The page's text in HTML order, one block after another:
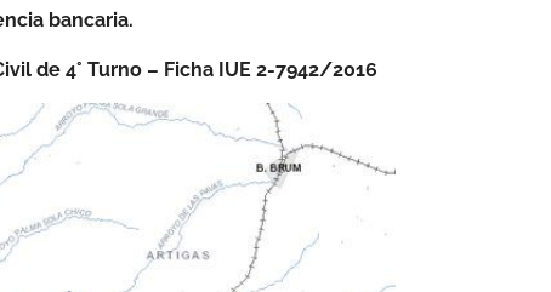
bancaria.
de 4° Turno – Ficha IUE 2-7942/2016